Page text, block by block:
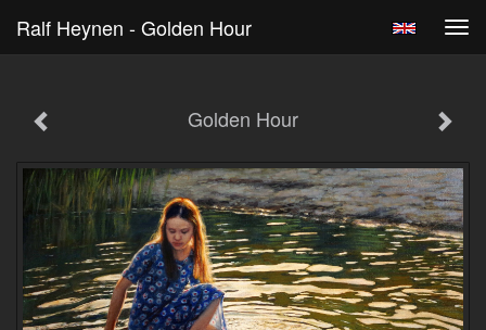
Ralf Heynen - Golden Hour
Golden Hour